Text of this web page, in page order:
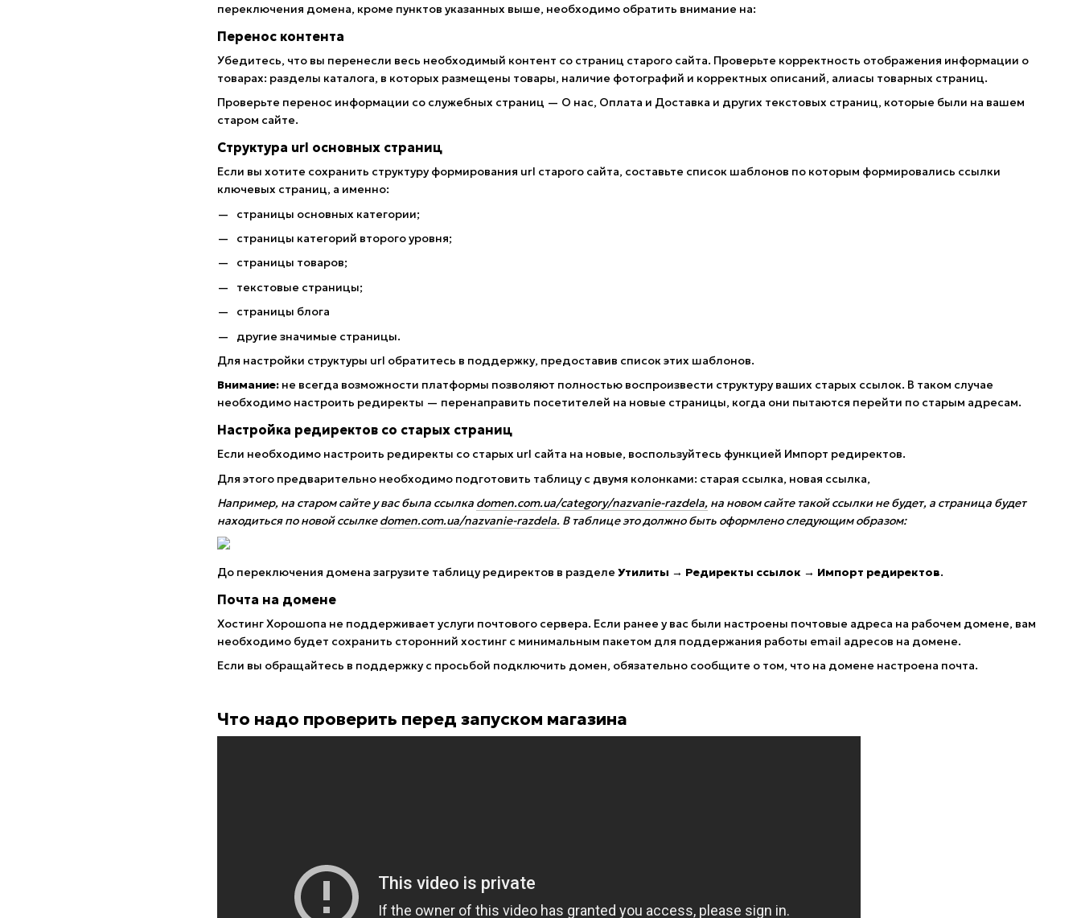
переключения домена, кроме пунктов указанных выше, необходимо обратить внимание на:
Перенос контента
Убедитесь, что вы перенесли весь необходимый контент со страниц старого сайта. Проверьте корректность отображения информации о
товарах: разделы каталога, в которых размещены товары, наличие фотографий и корректных описаний, алиасы товарных страниц.
Проверьте перенос информации со служебных страниц — О нас, Оплата и Доставка и других текстовых страниц, которые были на вашем
старом сайте.
Структура url основных страниц
Если вы хотите сохранить структуру формирования url старого сайта, составьте список шаблонов по которым формировались ссылки
ключевых страниц, а именно:
страницы основных категории;
страницы категорий второго уровня;
страницы товаров;
текстовые страницы;
страницы блога
другие значимые страницы.
Для настройки структуры url обратитесь в поддержку, предоставив список этих шаблонов.
Внимание: не всегда возможности платформы позволяют полностью воспроизвести структуру ваших старых ссылок. В таком случае
необходимо настроить редиректы — перенаправить посетителей на новые страницы, когда они пытаются перейти по старым адресам.
Настройка редиректов со старых страниц
Если необходимо настроить редиректы со старых url сайта на новые, воспользуйтесь функцией Импорт редиректов.
Для этого предварительно необходимо подготовить таблицу с двумя колонками: старая ссылка, новая ссылка,
Например, на старом сайте у вас была ссылка domen.com.ua/category/nazvanie-razdela, на новом сайте такой ссылки не будет, а страница будет
находиться по новой ссылкеdomen.com.ua/nazvanie-razdela. В таблице это должно быть оформлено следующим образом:
До переключения домена загрузите таблицу редиректов в разделе Утилиты → Редиректы ссылок → Импорт редиректов.
Почта на домене
Хостинг Хорошопа не поддерживает услуги почтового сервера. Если ранее у вас были настроены почтовые адреса на рабочем домене, вам
необходимо будет сохранить сторонний хостинг c минимальным пакетом для поддержания работы email адресов на домене.
Если вы обращайтесь в поддержку с просьбой подключить домен, обязательно сообщите о том, что на домене настроена почта.
Что надо проверить перед запуском магазина